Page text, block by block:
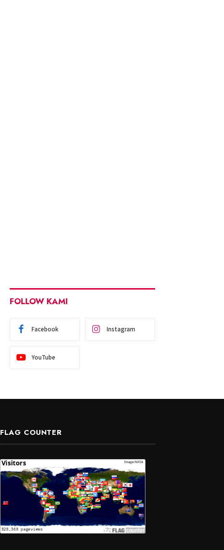
FOLLOW KAMI
Facebook Instagram
YouTube
FLAG COUNTER